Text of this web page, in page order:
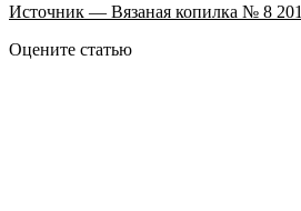
Источник — Вязаная копилка № 8
Оцените статью